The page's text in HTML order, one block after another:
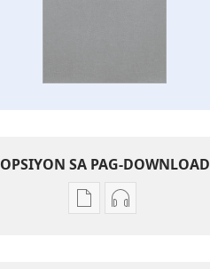
OPSIYON SA PAG-DOWNLOAD
OpsiyonOpsiyon